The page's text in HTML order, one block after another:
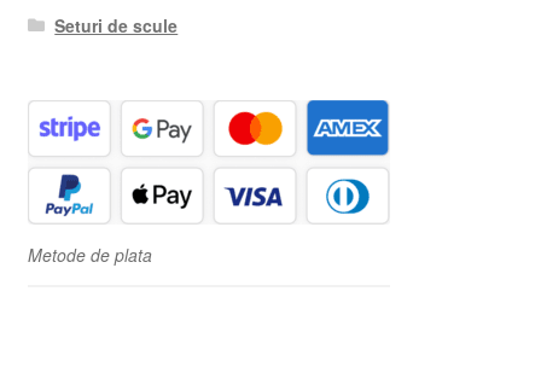
Seturi de scule
Metode de plata